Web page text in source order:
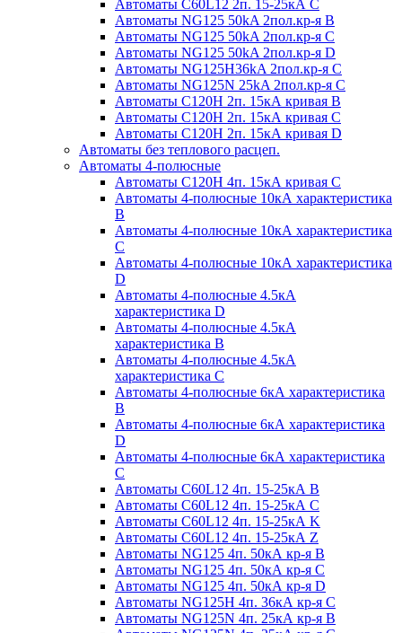
Автоматы C60L12 2п. 15-25кА C
Автоматы NG125 50kA 2пол.кр-я B
Автоматы NG125 50kA 2пол.кр-я C
Автоматы NG125 50kA 2пол.кр-я D
Автоматы NG125H36kA 2пол.кр-я C
Автоматы NG125N 25kA 2пол.кр-я C
Автоматы С120H 2п. 15кА кривая B
Автоматы С120H 2п. 15кА кривая C
Автоматы С120H 2п. 15кА кривая D
Автоматы без теплового расцеп.
Автоматы 4-полюсные
Автоматы С120H 4п. 15кА кривая C
Автоматы 4-полюсные 10кА характеристика
B
Автоматы 4-полюсные 10кА характеристика
C
Автоматы 4-полюсные 10кА характеристика
D
Автоматы 4-полюсные 4.5кА
характеристика D
Автоматы 4-полюсные 4.5кА
характеристика В
Автоматы 4-полюсные 4.5кА
характеристика С
Автоматы 4-полюсные 6кА характеристика
B
Автоматы 4-полюсные 6кА характеристика
D
Автоматы 4-полюсные 6кА характеристика
С
Автоматы C60L12 4п. 15-25кА B
Автоматы C60L12 4п. 15-25кА C
Автоматы C60L12 4п. 15-25кА K
Автоматы C60L12 4п. 15-25кА Z
Автоматы NG125 4п. 50кА кр-я B
Автоматы NG125 4п. 50кА кр-я C
Автоматы NG125 4п. 50кА кр-я D
Автоматы NG125H 4п. 36кА кр-я C
Автоматы NG125N 4п. 25кА кр-я B